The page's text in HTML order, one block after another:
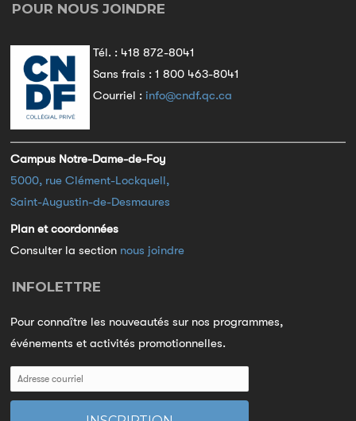
POUR NOUS JOINDRE
Tél. : 418 872-8041
Sans frais :1 800 463-8041
Courriel :info@cndf.qc.ca
Campus Notre-Dame-de-Foy
5000, rue Clément-Lockquell,
Saint-Augustin-de-Desmaures
Plan et coordonnées
Consulter la section nous joindre
INFOLETTRE
Pour connaître les nouveautés sur nos programmes,
événements et activités promotionnelles.